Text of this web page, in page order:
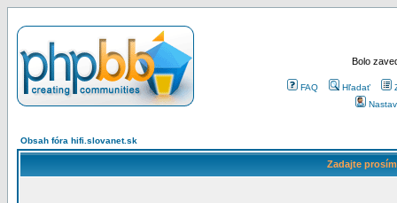
Bolo
FAQ Hľadať
Obsah fóra hifi.slovanet.sk
Zadajte